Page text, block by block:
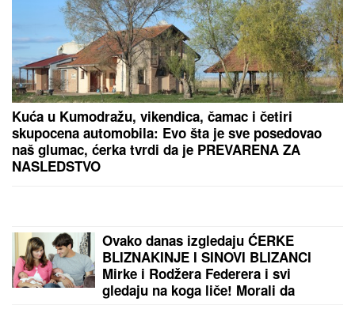
Kuća u Kumodražu, vikendica, čamac i četiri
skupocena automobila: Evo šta je sve posedovao
naš glumac, ćerka tvrdi da je PREVARENA ZA
NASLEDSTVO
Ovako danas izgledaju ĆERKE
BLIZNAKINJE I SINOVI BLIZANCI
Mirke i Rodžera Federera i svi
gledaju na koga liče! Morali da